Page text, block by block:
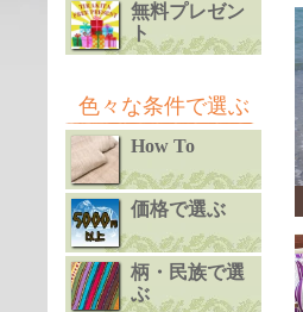
無料プレゼン
ト
色々な条件で選ぶ
How To
価格で選ぶ
柄・民族で選
ぶ